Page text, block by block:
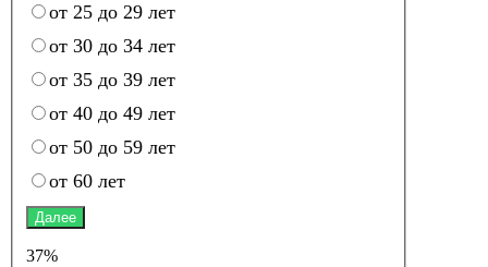
от 25 до 29 лет
от 30 до 34 лет
от 35 до 39 лет
от 40 до 49 лет
от 50 до 59 лет
от 60 лет
Далее
37%